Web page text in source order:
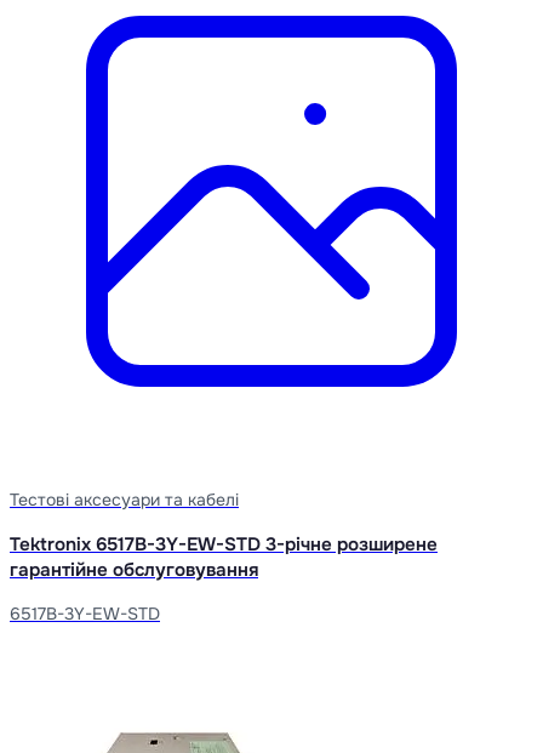
Тестові аксесуари та кабелі
Tektronix 6517B-3Y-EW-STD 3-річне розширене
гарантійне обслуговування
6517B-3Y-EW-STD